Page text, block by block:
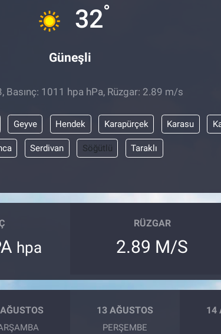
32°
Güneşli
Basınç: 1011 hpa hPa, Rüzgar: 2.89 m/s
Geyve Hendek Karapürçek Karasu
Serdivan Söğütlü Taraklı
hpa
RÜZGAR
2.89 M/S
13 AĞUSTOS
PERŞEMBE
14